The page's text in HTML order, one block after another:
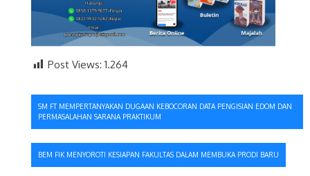
Post Views: 1.264
Navigasi
pos
SM FT MEMPERTANYAKAN DUGAAN KEBOCORAN DATA PENGISIAN EDOM DAN
PERMASALAHAN SARANA PRAKTIKUM
BEM FIK MENYOROTI KESIAPAN FAKULTAS DALAM MEMBUKA PRODI BARU